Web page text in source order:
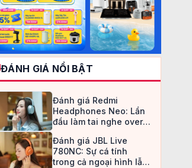
ĐÁNH GIÁ NỔI BẬT
Đánh giá Redmi
Headphones Neo: Lần
đầu làm tai nghe over-
an toàn
Đánh giá JBL Live
780NC: Sự cá tính
trong cả ngoại hình lẫn